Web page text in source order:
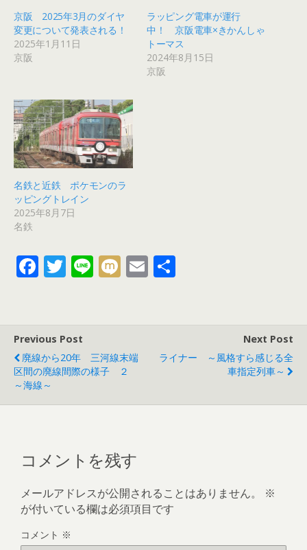
京阪 2025年3月のダイヤ
変更について発表される！
2025年1月11日
京阪
ラッピング電車が運行
中！ 京阪電車×きかんしゃ
トーマス
2024年8月15日
京阪
名鉄と近鉄 ポケモンのラ
ッピングトレイン
2025年8月7日
名鉄
F
b
o
o
k
T
er
Li M E
Previous Post
廃線から20年 三河線末端
区間の廃線間際の様子 ２
～海線～
Next Post
ライナー ～風格すら感じる全
車指定列車～
コメントを残す
メールアドレスが公開されることはありません。
※
が付いている欄は必須項目です
コメント ※